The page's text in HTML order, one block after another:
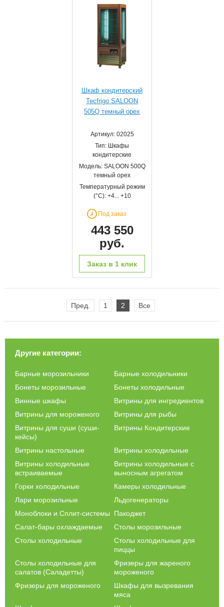
Шкаф кондитерский
Tecfrigo SALOON
505Q темный орех
Артикул: 02025
Тип: Шкафы
кондитерские
Модель: SALOON 500Q
темный орех
Температурный режим
(°С): +4... +10
Под заказ
443 550
руб.
Заказ в 1 клик
Пред. 1 2 Все
Другие категории:
Барные морозильники
Барные холодильники
Бонеты морозильные
Бонеты холодильные
Винные шкафы
Витрины для ингредиентов
Витрины для мороженого
Витрины для рыбы
Витрины для суши (суши-
кейсы)
Витрины Кондитерские
Витрины настольные
Витрины холодильные
Витрины холодильные
встраиваемые
Витрины холодильные с
выносным агрегатом
Горки холодильные
Камеры холодильные
Лари морозильные
Льдогенераторы
Моноблоки и Сплит-системы
Пакоджет
Салат-бары охлаждаемые
Столы морозильные
Столы холодильные
Столы холодильные для
пиццы
Столы холодильные для
салатов (Саладетты)
Фризеры для жареного
мороженого
Фризеры для мороженого
Шкафы для вызревания
мяса